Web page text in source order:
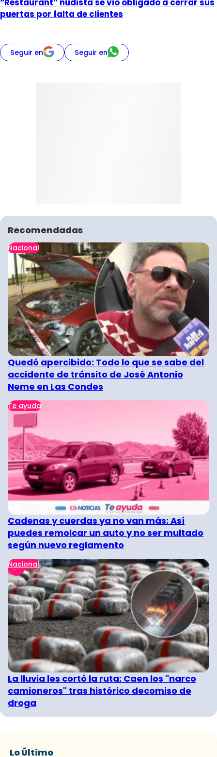
“Restaurant” nudista se vio obligado a cerrar sus
puertas por falta de clientes
Seguir en Seguir en
Recomendadas
Nacional
Quedó apercibido: Todo lo que se sabe del
accidente de tránsito de José Antonio
Neme en Las Condes
Te ayuda
Cadenas y cuerdas ya no van más: Así
puedes remolcar un auto y no ser multado
según nuevo reglamento
Nacional
La lluvia les cortó la ruta: Caen los "narco
camioneros" tras histórico decomiso de
droga
Lo Último